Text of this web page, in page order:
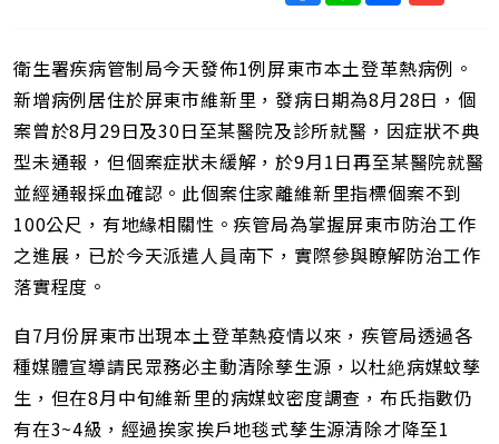
短
網
址
衛生署疾病管制局今天發佈1例屏東市本土登革熱病例。
新增病例居住於屏東市維新里，發病日期為8月28日，個
案曾於8月29日及30日至某醫院及診所就醫，因症狀不典
型未通報，但個案症狀未緩解，於9月1日再至某醫院就醫
並經通報採血確認。此個案住家離維新里指標個案不到
100公尺，有地緣相關性。疾管局為掌握屏東市防治工作
之進展，已於今天派遣人員南下，實際參與瞭解防治工作
落實程度。
自7月份屏東市出現本土登革熱疫情以來，疾管局透過各
種媒體宣導請民眾務必主動清除孳生源，以杜絶病媒蚊孳
生，但在8月中旬維新里的病媒蚊密度調查，布氏指數仍
有在3~4級，經過挨家挨戶地毯式孳生源清除才降至1